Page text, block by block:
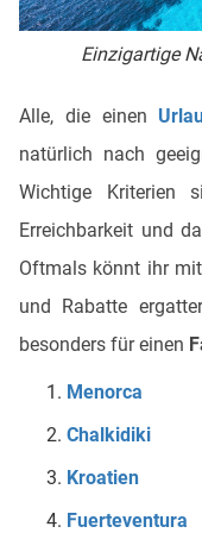
Einzigartige
Alle, die einen
natürlich nach
Wichtige Kriterien
Erreichbarkeit und
Oftmals könnt ihr
und Rabatte
besonders für einen
Menorca
Chalkidiki
Kroatien
Fuerteventura